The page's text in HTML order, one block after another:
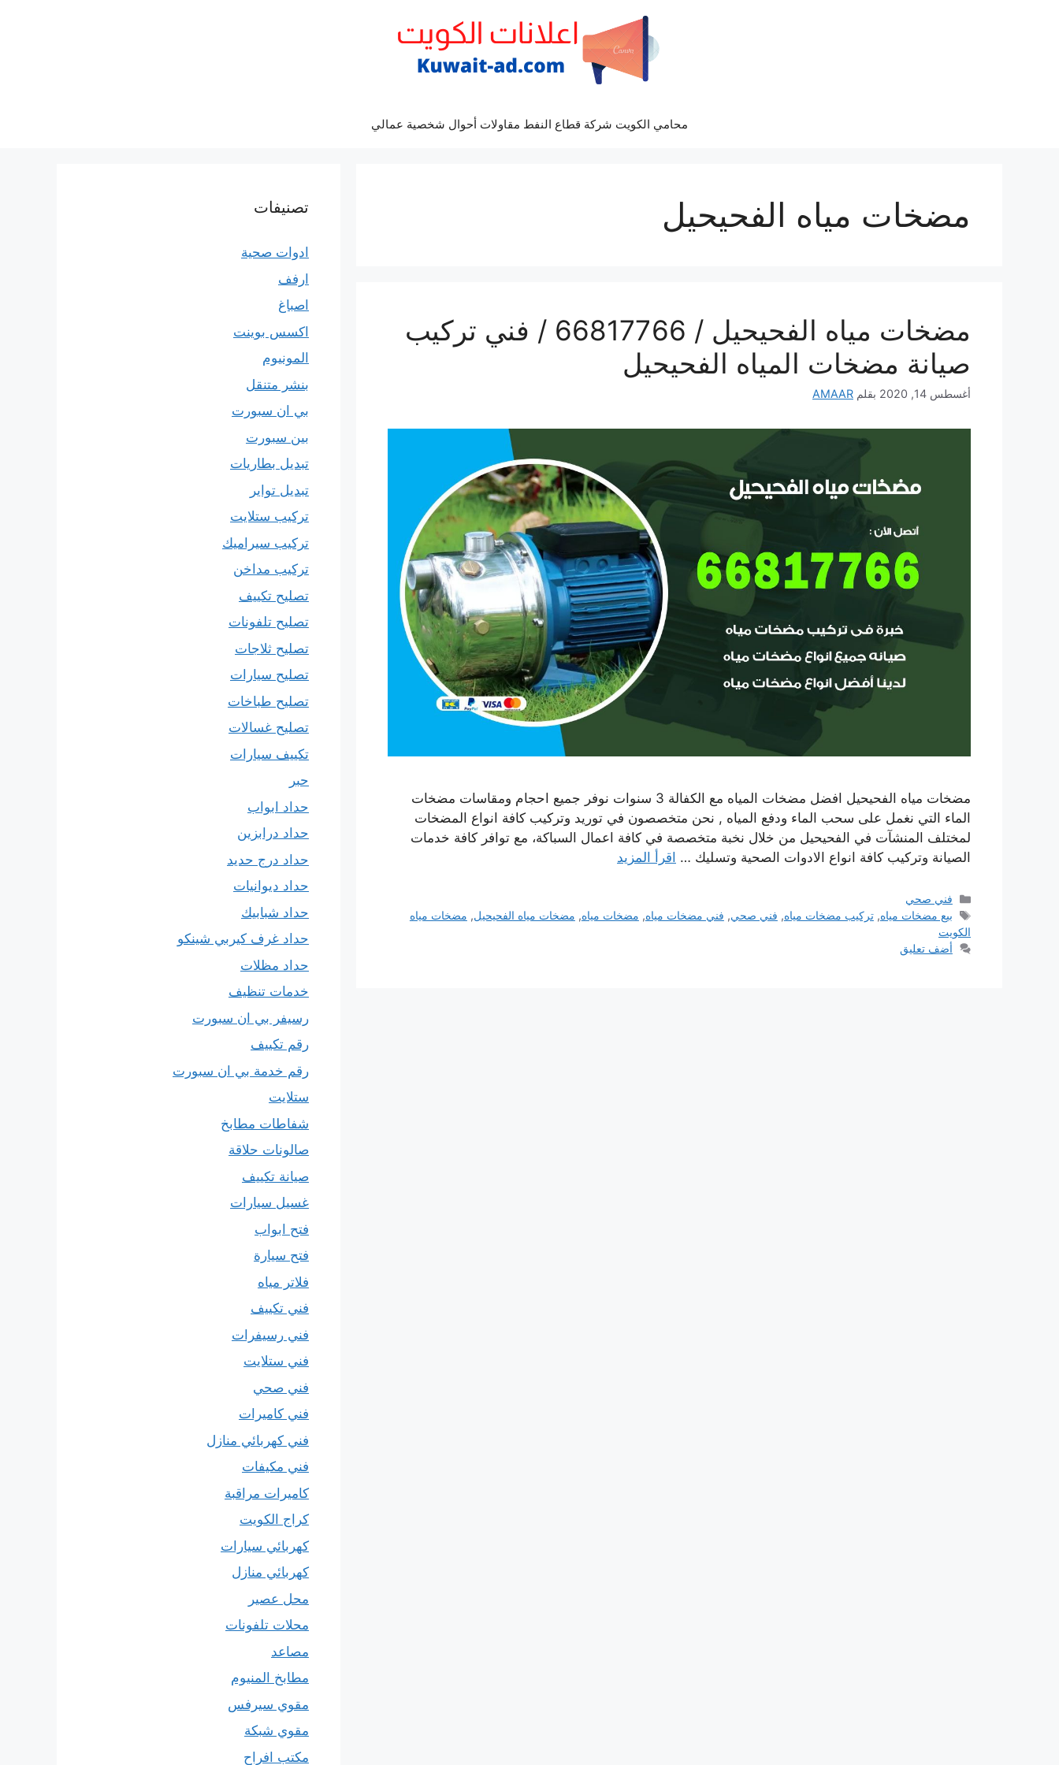
محامي الكويت شركة قطاع النفط مقاولات أحوال شخصية عمالي
مضخات مياه الفحيحيل
مضخات مياه الفحيحيل / 66817766 / فني تركيب
صيانة مضخات المياه الفحيحيل
أغسطس 14, 2020 بقلم AMAAR
مضخات مياه الفحيحيل افضل مضخات المياه مع الكفالة 3 سنوات نوفر جميع احجام ومقاسات مضخات
الماء التي نغمل على سحب الماء ودفع المياه , نحن متخصصون في توريد وتركيب كافة انواع المضخات
لمختلف المنشآت في الفحيحيل من خلال نخبة متخصصة في كافة اعمال السباكة، مع توافر كافة خدمات
الصيانة وتركيب كافة انواع الادوات الصحية وتسليك … اقرأ المزيد
التصنيفات
فني صحي
الوسوم
بيع مضخات مياه,تركيب مضخات مياه, فني صحي, فني مضخات مياه, مضخات مياه, مضخات مياه الفحيحيل, مضخات مياه
الكويت
أضف تعليق
تصنيفات
ادوات صحية
ارفف
اصباغ
اكسس بوينت
المونيوم
بنشر متنقل
بي ان سبورت
بين سبورت
تبديل بطاريات
تبديل تواير
تركيب ستلايت
تركيب سيراميك
تركيب مداخن
تصليح تكييف
تصليح تلفونات
تصليح ثلاجات
تصليح سيارات
تصليح طباخات
تصليح غسالات
تكييف سيارات
حبر
حداد ابواب
حداد درابزين
حداد درج حديد
حداد ديوانيات
حداد شبابيك
حداد غرف كيربي شينكو
حداد مظلات
خدمات تنظيف
رسيفر بي ان سبورت
رقم تكييف
رقم خدمة بي ان سبورت
ستلايت
شفاطات مطابخ
صالونات حلاقة
صيانة تكييف
غسيل سيارات
فتح ابواب
فتح سيارة
فلاتر مياه
فني تكييف
فني رسيفرات
فني ستلايت
فني صحي
فني كاميرات
فني كهربائي منازل
فني مكيفات
كاميرات مراقبة
كراج الكويت
كهربائي سيارات
كهربائي منازل
محل عصير
محلات تلفونات
مصاعد
مطابخ المنيوم
مقوي سيرفس
مقوي شبكة
مكتب افراح